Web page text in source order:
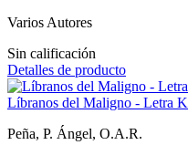
Varios Autores
Sin calificación
Detalles de producto
Líbranos del Maligno - Letra K
Peña, P. Ángel, O.A.R.